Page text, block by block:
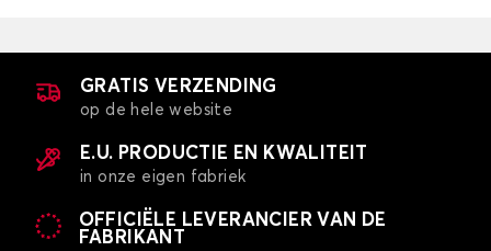
GRATIS VERZENDING
op de hele website
E.U. PRODUCTIE EN KWALITEIT
in onze eigen fabriek
OFFICIËLE LEVERANCIER VAN DE
FABRIKANT